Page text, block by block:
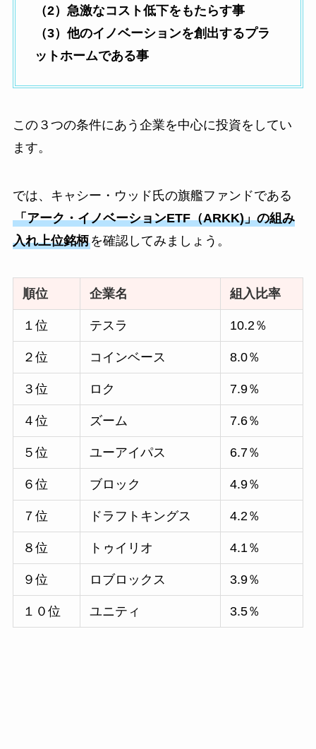
（2）急激なコスト低下をもたらす事
（3）他のイノベーションを創出するプラ
ットホームである事
この３つの条件にあう企業を中心に投資をしてい
ます。
では、キャシー・ウッド氏の旗艦ファンドである
「アーク・イノベーションETF（ARKK)」の組み
入れ上位銘柄を確認してみましょう。
順位 企業名 組入比率
１位 テスラ 10.2％
２位 コインベース 8.0％
３位 ロク 7.9％
４位 ズーム 7.6％
５位 ユーアイパス 6.7％
６位 ブロック 4.9％
７位 ドラフトキングス 4.2％
８位 トゥイリオ 4.1％
９位 ロブロックス 3.9％
１０位 ユニティ 3.5％